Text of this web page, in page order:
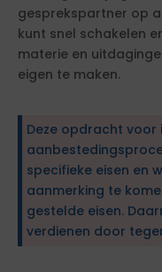
gesprekspartner op
kunt snel schakelen
materie en
eigen te maken.
Deze opdracht voor
specifieke eisen en
aanmerking te
gestelde eisen.
verdienen door